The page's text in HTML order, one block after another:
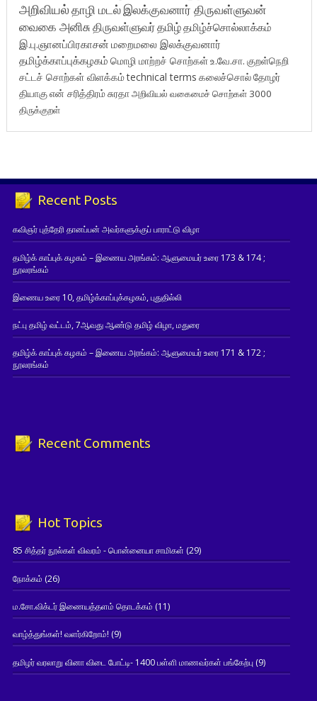
அறிவியல்தாழி மடல்இலக்குவனார் திருவள்ளுவன்
வைகை அனிசுதிருவள்ளுவர்தமிழ்தமிழ்ச்சொல்லாக்கம்
இ.பு.ஞானப்பிரகாசன் மறைமலை இலக்குவனார்
தமிழ்க்காப்புக்கழகம் மொழி மாற்றச் சொற்கள்உ.வே.சா. குறள்நெறி
சட்டச் சொற்கள் விளக்கம்technical terms கலைச்சொல்தோழர்
தியாகுஎன் சரித்திரம்சுரதாஅறிவியல் வகைமைச் சொற்கள் 3000
திருக்குறள்
Recent Posts
கவிஞர் புத்தேரி தானப்பன் அவர்களுக்குப் பாராட்டு விழா
தமிழ்க் காப்புக் கழகம் – இணைய அரங்கம்: ஆளுமையர் உரை 173 & 174 ;
நூலரங்கம்
இணைய உரை 10, தமிழ்க்காப்புக்கழகம், புதுதில்லி
நட்பு தமிழ் வட்டம், 7ஆவது ஆண்டு தமிழ் விழா, மதுரை
தமிழ்க் காப்புக் கழகம் – இணைய அரங்கம்: ஆளுமையர் உரை 171 & 172 ;
நூலரங்கம்
Recent Comments
Hot Topics
85 சித்தர் நூல்கள் விவரம் - பொன்னையா சாமிகள் (29)
நோக்கம் (26)
ம.சோ.விக்டர் இணையத்தளம் தொடக்கம் (11)
வாழ்த்துங்கள்! வளர்கிறோம்! (9)
தமிழர் வரலாறு வினா விடை போட்டி- 1400 பள்ளி மாணவர்கள் பங்கேற்பு(9)